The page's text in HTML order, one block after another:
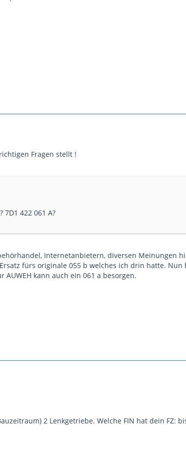
Fragen stellt !
422 061 A?
Internetanbietern, diversen Meinungen
fürs originale 055 b welches ich drin hatte.
kann auch ein 061 a besorgen.
2 Lenkgetriebe. Welche FIN hat dein FZ: